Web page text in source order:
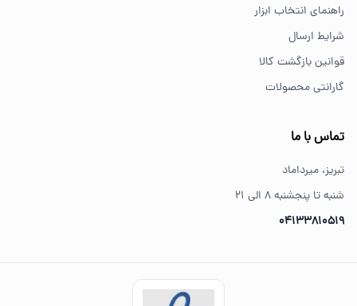
راهنمای انتخاب ابزار
شرایط ارسال
قوانین بازگشت کالا
گارانتی محصولات
تماس با ما
تبریز، میرداماد
شنبه تا پنجشنبه ۸ الی ۲۱
04133810519